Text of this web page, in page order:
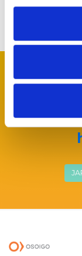
Saioa hasi